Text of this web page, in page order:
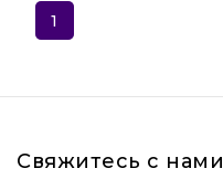
1
Свяжитесь с нами